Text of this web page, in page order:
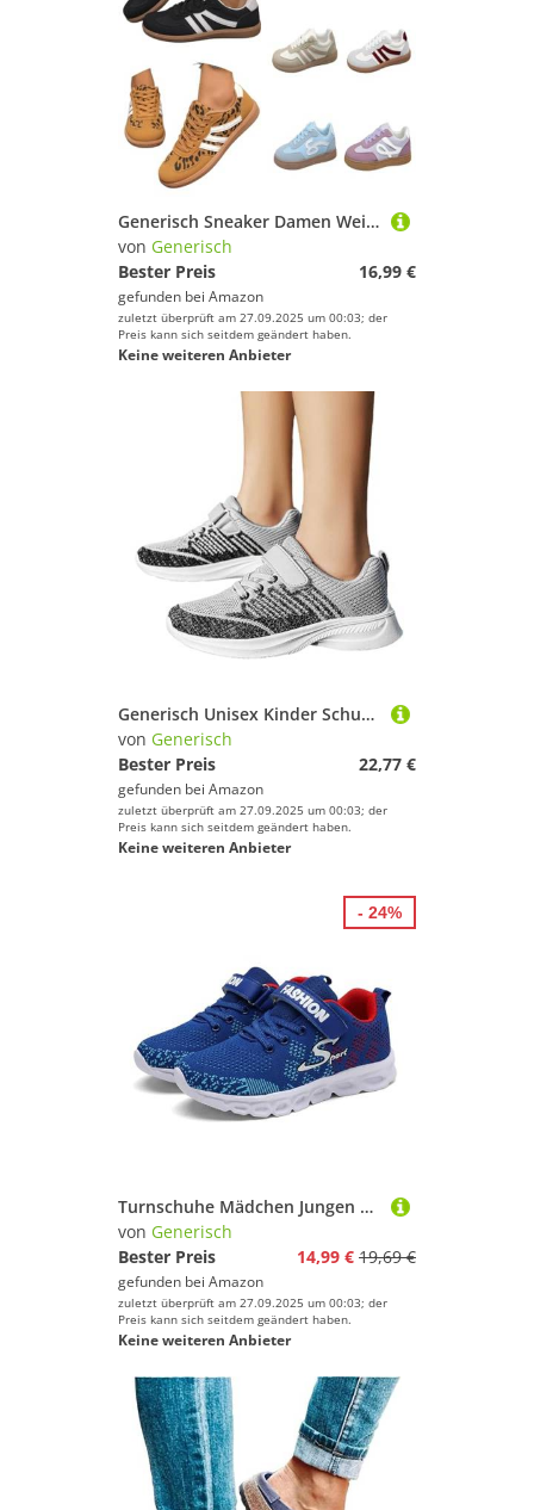
Stollenschuhe
Volleyballschuhe
Wander- & Trekkingschuhe
Generisch
Geschlecht
Laufschuhe von Generisch
Hallenschuhe von Generisch
Barfußschuhe von Generisch
Kletterschuhe von Generisch
Reitschuhe von Generisch
Golfschuhe von Generisch
Segelschuhe von Generisch
Basketball-Schuhe von Generisch
Skischuhe von Generisch
Stollenschuhe von Generisch
Eishockey-Skates von Generisch
Fahrradschuhe von Generisch
Bowlingschuhe von Generisch
Handballschuhe von Generisch
Volleyballschuhe von Generisch
Fußballschuhe von Generisch
Snowboardschuhe von Generisch
Generisch Sneaker Damen Weiss schwarz Sommer blau 42 39, Runde Hallenschuhe Elegant Und Bequem Halbschuhe Wanderschuhe Retro Zehenpartie rutschfeste Freizeitschuhe Weiss 39/EU
von Generisch
Bester Preis
16,99 €
gefunden bei Amazon
zuletzt überprüft am 27.09.2025 um 00:03; der
Preis kann sich seitdem geändert haben.
Keine weiteren Anbieter
Generisch Unisex Kinder Schuhe - Jungen Mädchen Sneakers, Kinderschuhe für Jungen und Mädchen, Kinder Sportschuhe, atmungsaktiv Laufschuhe Turnschuhe Hallenschuhe
von Generisch
Bester Preis
22,77 €
gefunden bei Amazon
zuletzt überprüft am 27.09.2025 um 00:03; der
Preis kann sich seitdem geändert haben.
Keine weiteren Anbieter
Turnschuhe Mädchen Jungen Leicht Sportschuhe - Sneaker Kinder Atmungsaktiv Mesh Hallenschuhe Outdoor Laufschuhe Modische Schuhe rutschfest Kinderschuhe Freizeitschuhe Tennisschuhe
von Generisch
Bester Preis
14,99 € 19,69 €
gefunden bei Amazon
zuletzt überprüft am 27.09.2025 um 00:03; der
Preis kann sich seitdem geändert haben.
Keine weiteren Anbieter
- 24%